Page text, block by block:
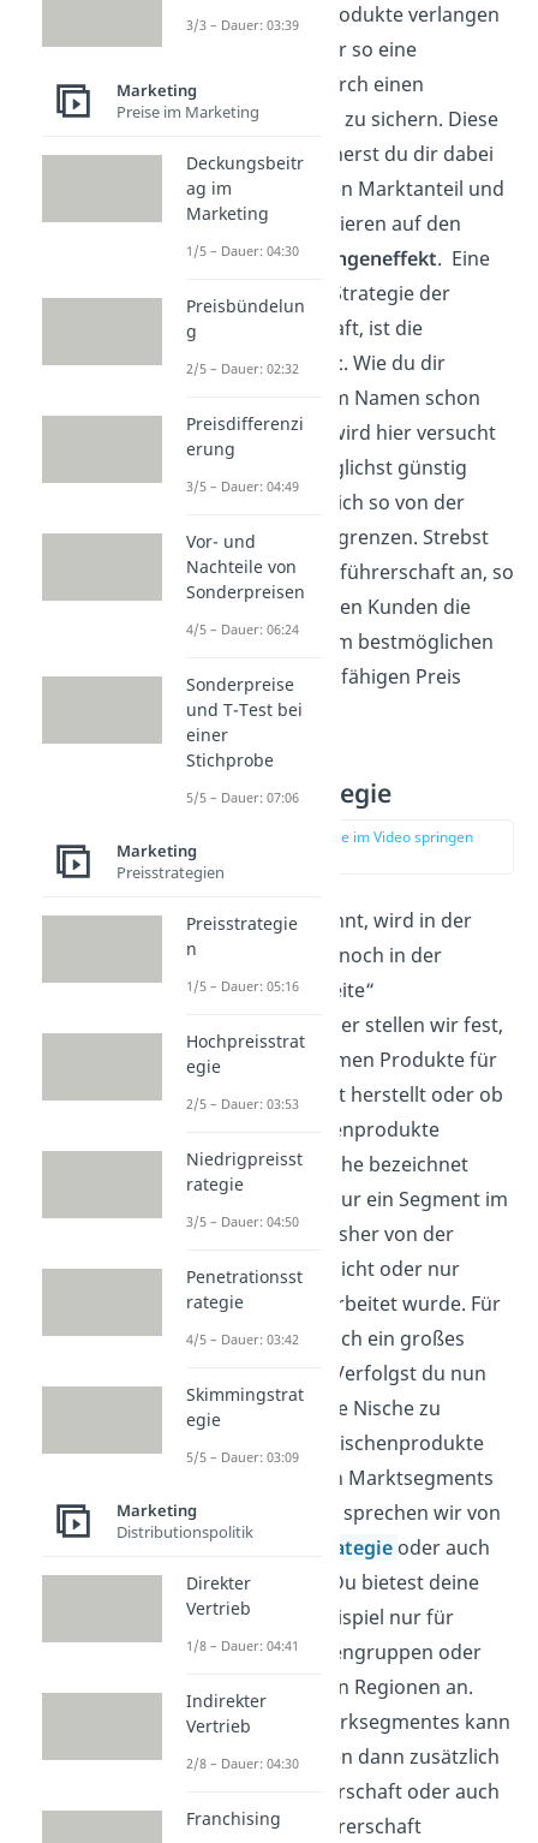
Preis für deine Produkte verlangen
zu können und dir so eine
Marktposition durch einen
Kostenvorsprung zu sichern. Diese
Markposition sicherst du dir dabei
durch einen hohen Marktanteil und
durch das Fokussieren auf den
sogenannten
Mengeneffekt. Eine
untergeordnete Strategie der
Kostenführerschaft, ist die
Preisführerschaft. Wie du dir
sicherlich aus dem Namen schon
ableiten kannst, wird hier versucht
die Produkte möglichst günstig
anzubieten und sich so von der
Konkurrenz abzugrenzen. Strebst
du also eine Preisführerschaft an, so
möchtest du deinen Kunden die
Produkte zu einem bestmöglichen
und wettbewerbsfähigen Preis
anbieten.
Nischenstrategie
zur Stelle im Video springen
Wie bereits erwähnt, wird in der
Matrix zusätzlich noch in der
„Wettbewerbsbreite“
unterschieden. Hier stellen wir fest,
ob das Unternehmen Produkte für
den Gesamtmarkt herstellt oder ob
es sich um Nischenprodukte
handelt. Eine Nische bezeichnet
dabei eigentlich nur ein Segment im
Markt, welcher bisher von der
Konkurrenz gar nicht oder nur
ungenügend bearbeitet wurde. Für
dich steht also noch ein großes
Potenzial bereit. Verfolgst du nun
die Strategie diese Nische zu
bearbeiten und Nischenprodukte
eines bestimmten Marktsegments
anzubieten, dann sprechen wir von
einer
Nischenstrategie oder auch
Fokusstrategie
. Du bietest deine
Produkte zum Beispiel nur für
bestimmte Kundengruppen oder
nur in bestimmten Regionen an.
Innerhalb des Marksegmentes kann
dein Unternehmen dann zusätzlich
eine Kostenführerschaft oder auch
eine Qualitätsführerschaft
3/3 – Dauer: 03:39
Marketing
Preise im Marketing
Deckungsbeitr
ag im
Marketing
1/5 – Dauer: 04:30
Preisbündelun
g
2/5 – Dauer: 02:32
Preisdifferenzi
erung
3/5 – Dauer: 04:49
Vor- und
Nachteile von
Sonderpreisen
4/5 – Dauer: 06:24
Sonderpreise
und T-Test bei
einer
Stichprobe
5/5 – Dauer: 07:06
Marketing
Preisstrategien
Preisstrategie
n
1/5 – Dauer: 05:16
Hochpreisstrat
egie
2/5 – Dauer: 03:53
Niedrigpreisst
rategie
3/5 – Dauer: 04:50
Penetrationsst
rategie
4/5 – Dauer: 03:42
Skimmingstrat
egie
5/5 – Dauer: 03:09
Marketing
Distributionspolitik
Direkter
Vertrieb
1/8 – Dauer: 04:41
Indirekter
Vertrieb
2/8 – Dauer: 04:30
Franchising